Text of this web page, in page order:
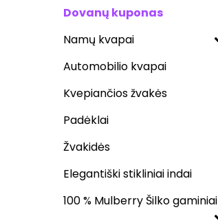
Dovanų kuponas
Namų kvapai
Automobilio kvapai
Kvepiančios žvakės
Padėklai
Žvakidės
Elegantiški stikliniai indai
100 % Mulberry Šilko gaminiai